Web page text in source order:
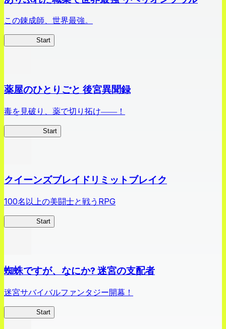
この錬成師、世界最強。
Start
薬屋のひとりごと 後宮異聞録
毒を見破り、薬で切り拓け――！
Start
クイーンズブレイドリミットブレイク
100名以上の美闘士と戦うRPG
Start
蜘蛛ですが、なにか? 迷宮の支配者
迷宮サバイバルファンタジー開幕！
Start